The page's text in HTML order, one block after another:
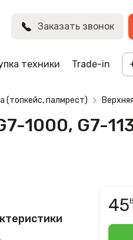
Заказать звонок
техники Trade-in
001)
(топкейс, палмрест)
1000, G7-
45